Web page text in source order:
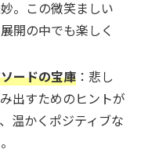
。この微笑ましい
開の中でも楽しく
ードの宝庫 ：悲し
出すためのヒントが
温かくポジティブな